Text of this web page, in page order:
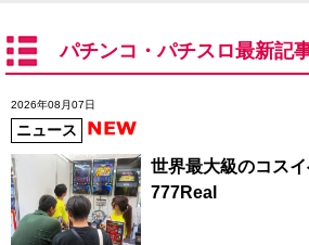
パチンコ・パチスロ最新記
2026年08月07日
ニュース
世界最大級のコスイ
777Real